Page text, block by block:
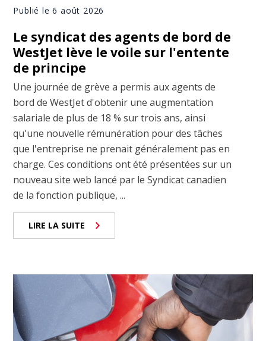
Publié le 6 août 2026
Le syndicat des agents de bord de
WestJet lève le voile sur l'entente
de principe
Une journée de grève a permis aux agents de
bord de WestJet d'obtenir une augmentation
salariale de plus de 18 % sur trois ans, ainsi
qu'une nouvelle rémunération pour des tâches
que l'entreprise ne prenait généralement pas en
charge. Ces conditions ont été présentées sur un
nouveau site web lancé par le Syndicat canadien
de la fonction publique, ...
LIRE LA SUITE